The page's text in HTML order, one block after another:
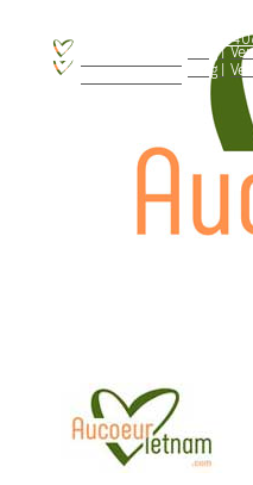
WhatsApp:
Blog |
Blog |